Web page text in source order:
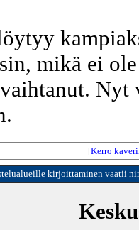
mikä ei
Nyt
[Kerro
kirjoittaminen vaatii